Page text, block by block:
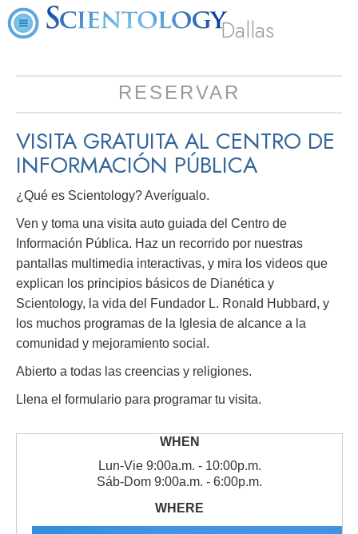
Dallas
RESERVAR
VISITA GRATUITA AL CENTRO DE
INFORMACIÓN PÚBLICA
¿Qué es Scientology? Averígualo.
Ven y toma una visita auto guiada del Centro de
Información Pública. Haz un recorrido por nuestras
pantallas multimedia interactivas, y mira los videos que
explican los principios básicos de Dianética y
Scientology, la vida del Fundador L. Ronald Hubbard, y
los muchos programas de la Iglesia de alcance a la
comunidad y mejoramiento social.
Abierto a todas las creencias y religiones.
Llena el formulario para programar tu visita.
Lun-Vie 9:00a.m. - 10:00p.m.
Sáb-Dom 9:00a.m. - 6:00p.m.